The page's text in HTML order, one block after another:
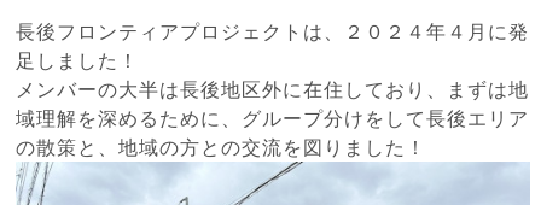
長後フロンティアプロジェクトは、２０２４年４月に発
足しました！
メンバーの大半は長後地区外に在住しており、まずは地
域理解を深めるために、グループ分けをして長後エリア
の散策と、地域の方との交流を図りました！